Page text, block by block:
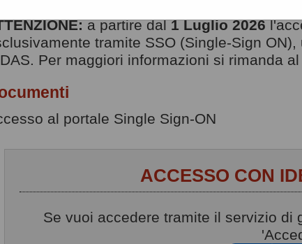
a partire dal1 Luglio 2026
tramite SSO (Single-Sign
Per maggiori informazioni si rimanda
al portale Single Sign-ON
ACCESSO CON
Se vuoi accedere tramite il servizio di